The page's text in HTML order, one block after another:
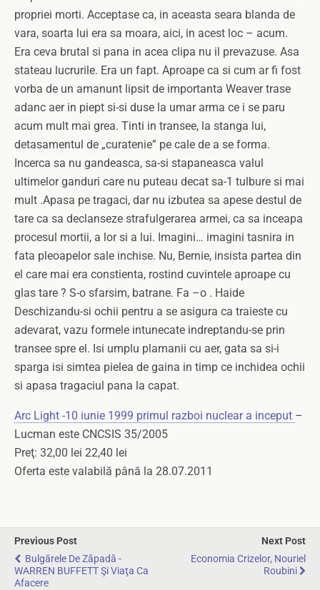
Arc Light -10 iunie 1999 primul razboi nuclear a inceput –
Lucman este CNCSIS 35/2005
Preţ: 32,00 lei 22,40 lei
Oferta este valabilă până la 28.07.2011
Previous Post
Bulgărele De Zăpadă -
WARREN BUFFETT Şi Viaţa Ca
Afacere
Next Post
Economia Crizelor, Nouriel
Roubini